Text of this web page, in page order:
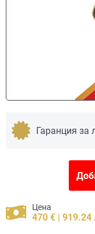
Гаранция за
Цена
470 € | 919.24